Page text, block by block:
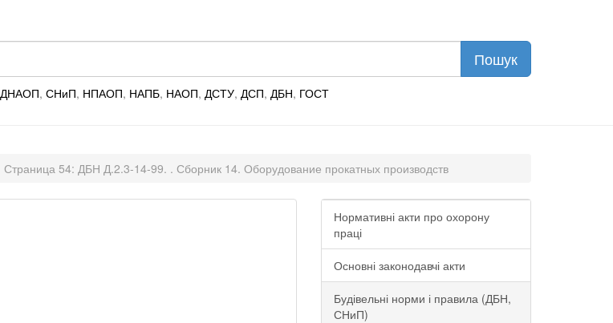
ДНАОП, СНиП, НПАОП, НАПБ, НАОП, ДСТУ, ДСП, ДБН, ГОСТ
Страница 54: ДБН Д.2.3-14-99. . Сборник 14. Оборудование прокатных производств
Нормативні акти про охорону
праці
Основні законодавчі акти
Будівельні норми і правила (ДБН,
СНиП)